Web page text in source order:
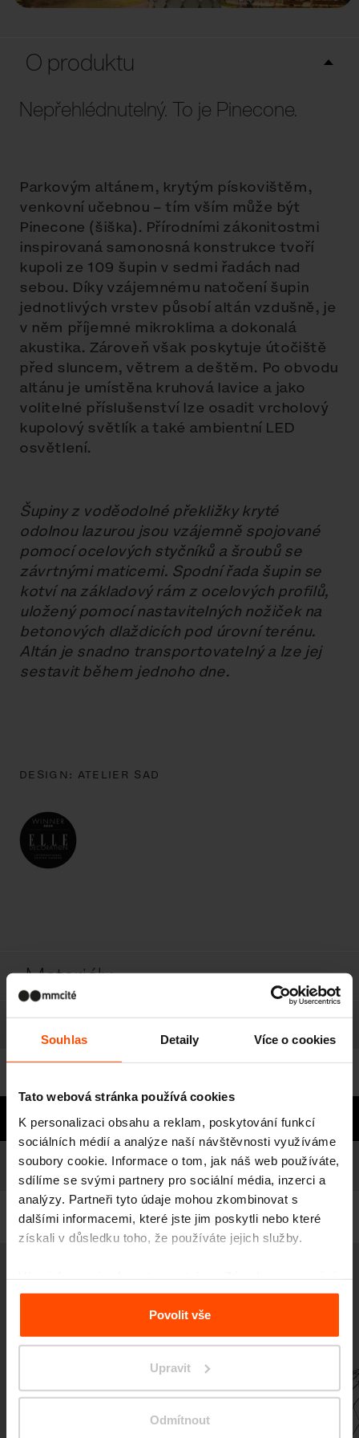
Souhlas Detaily Více o cookies
Tato webová stránka používá cookies
K personalizaci obsahu a reklam, poskytování funkcí
sociálních médií a analýze naší návštěvnosti využíváme
soubory cookie. Informace o tom, jak náš web používáte,
sdílíme se svými partnery pro sociální média, inzerci a
analýzy. Partneři tyto údaje mohou zkombinovat s
dalšími informacemi, které jste jim poskytli nebo které
získali v důsledku toho, že používáte jejich služby.
osobních údajů.
Povolit vše
Upravit
Odmítnout
O produktu
Nepřehlédnutelný. To je Pinecone.
Parkovým altánem, krytým pískovištěm,
venkovní učebnou – tím vším může být
Pinecone (šiška). Přírodními zákonitostmi
inspirovaná samonosná konstrukce tvoří
kupoli ze 109 šupin v sedmi řadách nad
sebou. Díky vzájemnému natočení šupin
jednotlivých vrstev působí altán vzdušně, je
v něm příjemné mikroklima a dokonalá
akustika. Zároveň však poskytuje útočiště
před sluncem, větrem a deštěm. Po obvodu
altánu je umístěna kruhová lavice a jako
volitelné příslušenství lze osadit vrcholový
kupolový světlík a také ambientní LED
osvětlení.
Šupiny z voděodolné překližky kryté
odolnou lazurou jsou vzájemně spojované
pomocí ocelových styčníků a šroubů se
závrtnými maticemi. Spodní řada šupin se
kotví na základový rám z ocelových profilů,
uložený pomocí nastavitelných nožiček na
betonových dlaždicích pod úrovní terénu.
Altán je snadno transportovatelný a lze jej
sestavit během jednoho dne.
DESIGN: ATELIER SAD
Materiály
Rozšíření
Ke stažení
Chcete se na něco doptat?
Modely Seznam modelů
Filtrovat
Venkovní altán
voděodolná překližka s lazurou, ocelové styčníky / 4x LED osvětlení / 6x